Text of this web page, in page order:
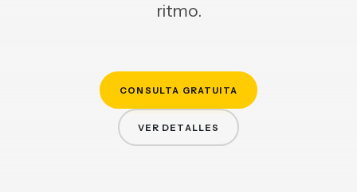
ritmo.
CONSULTA GRATUITA
VER DETALLES